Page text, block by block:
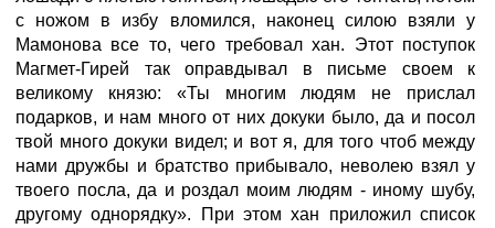
с ножом в избу вломился, наконец силою взяли у
Мамонова все то, чего требовал хан. Этот поступок
Магмет-Гирей так оправдывал в письме своем к
великому князю: «Ты многим людям не прислал
подарков, и нам много от них докуки было, да и посол
твой много докуки видел; и вот я, для того чтоб между
нами дружбы и братство прибывало, неволею взял у
твоего посла, да и роздал моим людям - иному шубу,
другому однорядку». При этом хан приложил список